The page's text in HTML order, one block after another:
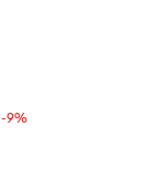
-9%